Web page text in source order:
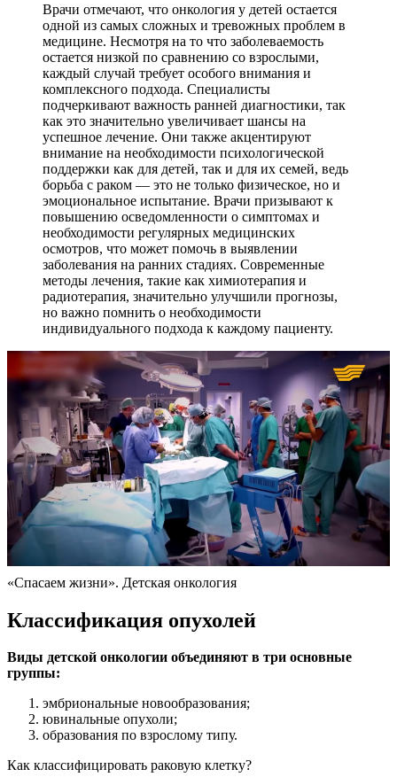
Врачи отмечают, что онкология у детей остается
одной из самых сложных и тревожных проблем в
медицине. Несмотря на то что заболеваемость
остается низкой по сравнению со взрослыми,
каждый случай требует особого внимания и
комплексного подхода. Специалисты
подчеркивают важность ранней диагностики, так
как это значительно увеличивает шансы на
успешное лечение. Они также акцентируют
внимание на необходимости психологической
поддержки как для детей, так и для их семей, ведь
борьба с раком — это не только физическое, но и
эмоциональное испытание. Врачи призывают к
повышению осведомленности о симптомах и
необходимости регулярных медицинских
осмотров, что может помочь в выявлении
заболевания на ранних стадиях. Современные
методы лечения, такие как химиотерапия и
радиотерапия, значительно улучшили прогнозы,
но важно помнить о необходимости
индивидуального подхода к каждому пациенту.
«Спасаем жизни». Детская онкология
Классификация опухолей
Виды детской онкологии объединяют в три основные
группы:
эмбриональные новообразования;
ювинальные опухоли;
образования по взрослому типу.
Как классифицировать раковую клетку?